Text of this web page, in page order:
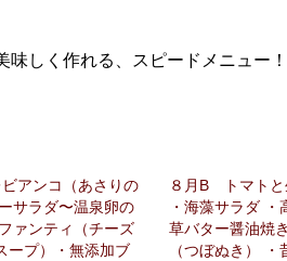
味しく作れる、スピードメニュー！
アンコ（あさりの
サラダ〜温泉卵の
ァンティ（チーズ
ープ）・無添加ブ
８月B トマトと
・海藻サラダ
草バター醤油焼
（つぼぬき）